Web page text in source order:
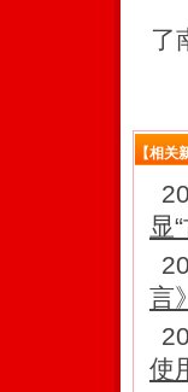
了
【相关
显
言
使